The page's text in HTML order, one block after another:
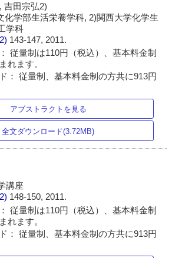
吉田宗弘2)
化学部生活栄養学科, 2)関西大学化学生
学科
143-147, 2011.
従量制は110円（税込）、基本料金制
れます。
： 従量制、基本料金制の方共に913円
アブストラクトを見る
全文ダウンロード(3.72MB)
講座
148-150, 2011.
従量制は110円（税込）、基本料金制
れます。
： 従量制、基本料金制の方共に913円